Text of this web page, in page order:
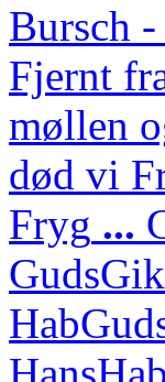
Bursch
Fjernt
møllen
død vi
Fryg ...
Guds
Hab
Hans